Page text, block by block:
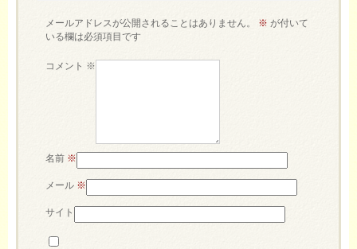
メールアドレスが公開されることはありません。 ※ が付いて
いる欄は必須項目です
コメント ※
名前 ※
メール ※
サイト